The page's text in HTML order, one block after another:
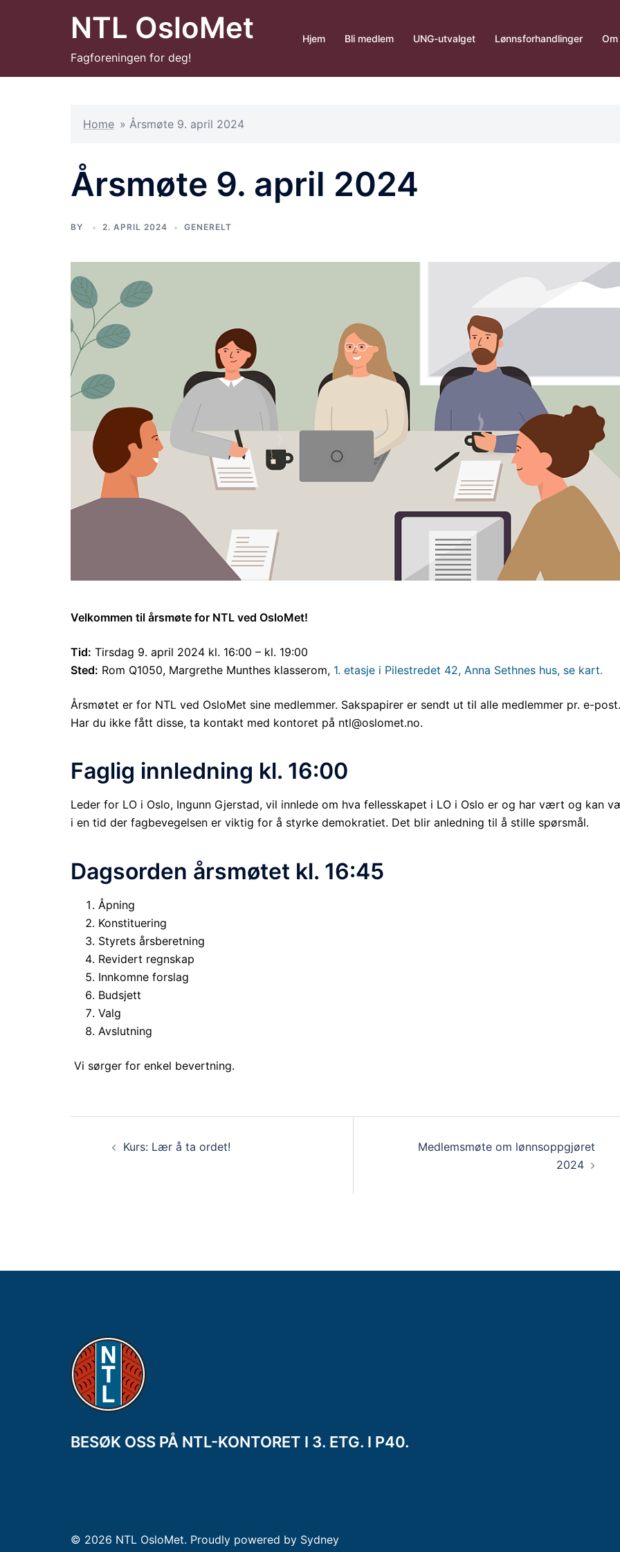
NTL OsloMet
Fagforeningen for deg!
Hjem Bli medlem UNG-utvalget Lønnsforhandlinger
Home » Årsmøte 9. april 2024
Årsmøte 9. april 2024
BY 2. APRIL 2024 GENERELT
Velkommen til årsmøte for NTL ved OsloMet!
Tid: Tirsdag 9. april 2024 kl. 16:00 – kl. 19:00
Sted: Rom Q1050, Margrethe Munthes klasserom, 1. etasje i Pilestredet 42, Anna Sethnes hus, se kart.
Årsmøtet er for NTL ved OsloMet sine medlemmer. Sakspapirer er sendt ut til alle medlemmer pr. e-post.
Har du ikke fått disse, ta kontakt med kontoret på ntl@oslomet.no.
Faglig innledning kl. 16:00
Leder for LO i Oslo, Ingunn Gjerstad, vil innlede om hva fellesskapet i LO i Oslo er og har vært og kan
i en tid der fagbevegelsen er viktig for å styrke demokratiet. Det blir anledning til å stille spørsmål.
Dagsorden årsmøtet kl. 16:45
Åpning
Konstituering
Styrets årsberetning
Revidert regnskap
Innkomne forslag
Budsjett
Valg
Avslutning
Vi sørger for enkel bevertning.
Kurs: Lær å ta ordet!
Medlemsmøte om lønnsoppgjøret
2024
BESØK OSS PÅ NTL-KONTORET I 3. ETG. I P40.
© 2026 NTL OsloMet. Proudly powered by Sydney